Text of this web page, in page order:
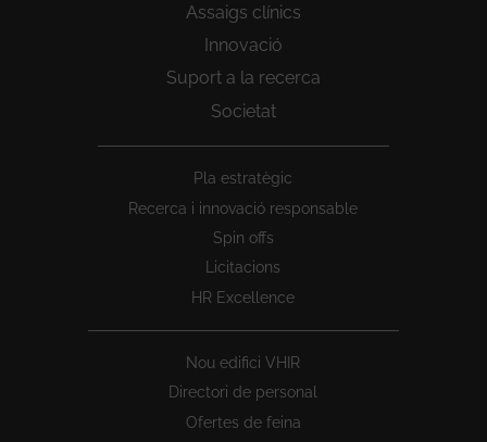
Assaigs clínics
Innovació
Suport a la recerca
Societat
Pla estratègic
Recerca i innovació responsable
Spin offs
Licitacions
HR Excellence
Nou edifici VHIR
Directori de personal
Ofertes de feina